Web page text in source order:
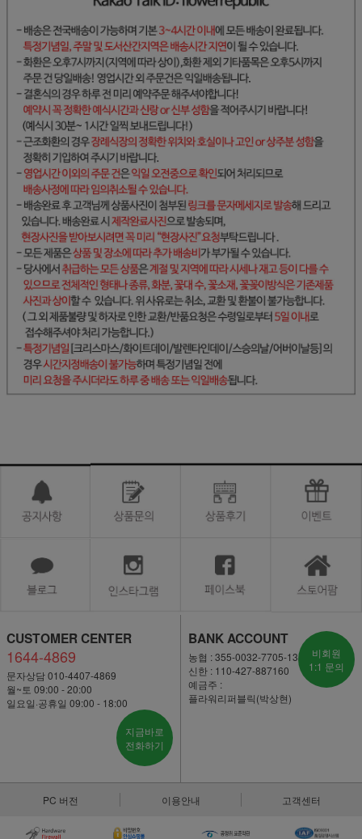
CUSTOMER CENTER
1644-4869
문자상담 010-4407-4869
월~토 09:00 - 20:00
일요일·공휴일 09:00 - 18:00
지금바로
전화하기
BANK ACCOUNT
농협 : 355-0032-7705-13
신한 : 110-427-887160
예금주 :
플라워리퍼블릭(박상현)
비회원
1:1 문의
PC 버전 이용안내 고객센터